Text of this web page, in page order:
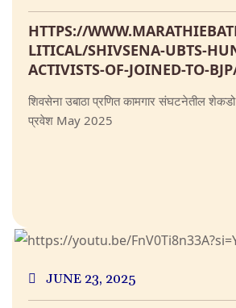
HTTPS://
LITICAL/SHIVSENA-UBTS-
ACTIVISTS-OF-JOINED-TO-
शिवसेना उबाठा प्रणित कामगार संघटनेतील शेकडो
प्रवेश May 2025
JUNE 23, 2025